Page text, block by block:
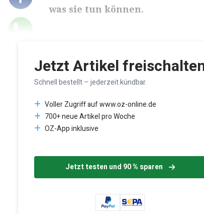
was sie tun können.
Jetzt Artikel
Schnell bestellt – jederzeit kündbar.
Voller Zugriff auf www.oz-online.de
700+ neue Artikel pro Woche
OZ-App inklusive
Jetzt testen und 90 % sparen